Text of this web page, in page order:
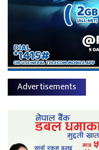
Advertisements